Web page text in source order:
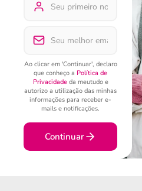
Ao clicar em 'Continuar', declaro
que conheço a Política de
Privacidadeda meutudo e
autorizo a utilização das minhas
informações para receber e-
mails e notificações.
Continuar